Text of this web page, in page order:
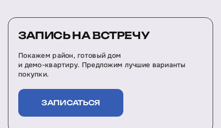
ЗАПИСЬ НА ВСТРЕЧУ
Покажем район, готовый дом
и демо-квартиру. Предложим лучшие варианты
покупки.
ЗАПИСАТЬСЯ